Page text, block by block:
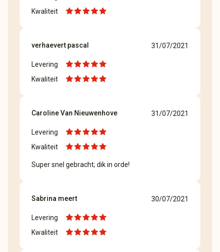
Kwaliteit
verhaevert pascal 31/07/2021
Levering
Kwaliteit
Caroline Van Nieuwenhove 31/07/2021
Levering
Kwaliteit
Super snel gebracht; dik in orde!
Sabrina meert 30/07/2021
Levering
Kwaliteit